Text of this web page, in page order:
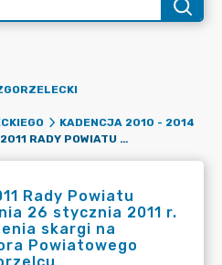
KADENCJA 2010 - 2014
UCHWAŁA NR III 36 2011 RADY POWIATU ZGORZELECKIEGO Z DNIA 26 STYCZNIA 2011 R. W SPRAWIE ROZPATRZENIA SKARGI NA DZIAŁALNOŚĆ DYREKTORA POWIATOWEGO URZĘDU PRACY W ZGORZELCU
Rady Powiatu
26 stycznia 2011 r.
skargi na
Powiatowego